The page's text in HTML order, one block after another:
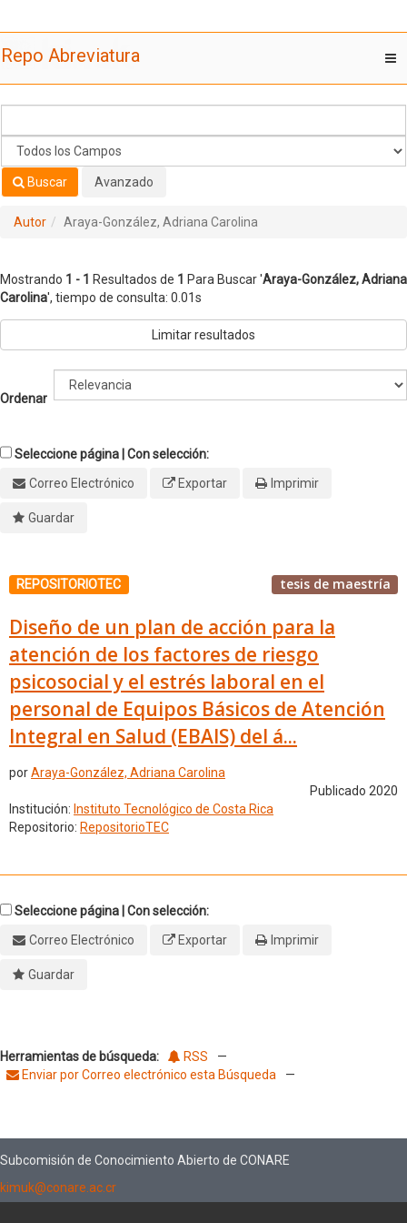
Carolina '
Repo Abreviatura
Buscar Avanzado
Autor Araya-González, Adriana Carolina
Mostrando 1 - 1 Resultados de 1 Para Buscar 'Araya-González, Adriana
Carolina', tiempo de consulta: 0.01s
Limitar resultados
Ordenar
Seleccione página | Con selección:
Correo Electrónico
Exportar Imprimir
Guardar
REPOSITORIOTEC tesis de maestría
Diseño de un plan de acción para la
atención de los factores de riesgo
psicosocial y el estrés laboral en el
personal de Equipos Básicos de Atención
Integral en Salud (EBAIS) del á...
porAraya-González, Adriana Carolina
Publicado 2020
Institución: Instituto Tecnológico de Costa Rica
Repositorio: RepositorioTEC
Seleccione página | Con selección:
Correo Electrónico
Exportar Imprimir
Guardar
Herramientas de búsqueda: RSS
—
Enviar por Correo electrónico esta Búsqueda
—
Subcomisión de Conocimiento Abierto de CONARE
kimuk@conare.ac.cr